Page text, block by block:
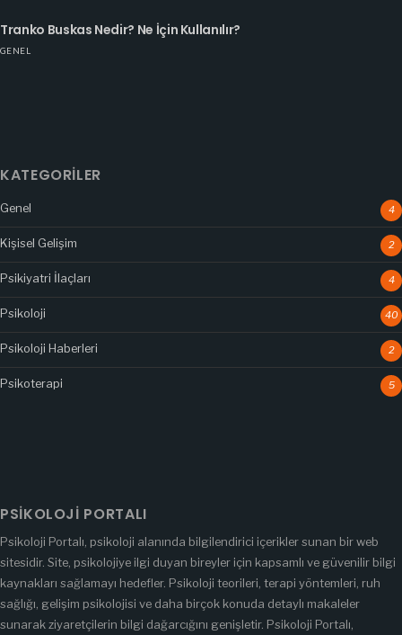
Tranko Buskas Nedir? Ne İçin Kullanılır?
GENEL
KATEGORILER
Genel 4
Kişisel Gelişim 2
Psikiyatri İlaçları 4
Psikoloji 40
Psikoloji Haberleri 2
Psikoterapi 5
PSIKOLOJI PORTALI
Psikoloji Portalı, psikoloji alanında bilgilendirici içerikler sunan bir web
sitesidir. Site, psikolojiye ilgi duyan bireyler için kapsamlı ve güvenilir bilgi
kaynakları sağlamayı hedefler. Psikoloji teorileri, terapi yöntemleri, ruh
sağlığı, gelişim psikolojisi ve daha birçok konuda detaylı makaleler
sunarak ziyaretçilerin bilgi dağarcığını genişletir. Psikoloji Portalı,